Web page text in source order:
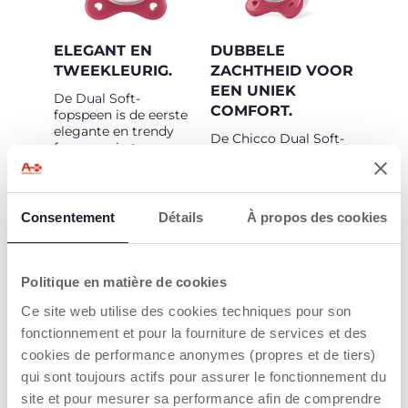
Consentement Détails À propos des cookies
Politique en matière de cookies
Ce site web utilise des cookies techniques pour son
fonctionnement et pour la fourniture de services et des
cookies de performance anonymes (propres et de tiers)
qui sont toujours actifs pour assurer le fonctionnement du
site et pour mesurer sa performance afin de comprendre
ELEGANT EN
TWEEKLEURIG.
De Dual Soft-
fopspeen is de eerste
elegante en trendy
fopspeen in twee
DUBBELE
ZACHTHEID VOOR
EEN UNIEK
COMFORT.
De Chicco Dual Soft-
zachter dan het